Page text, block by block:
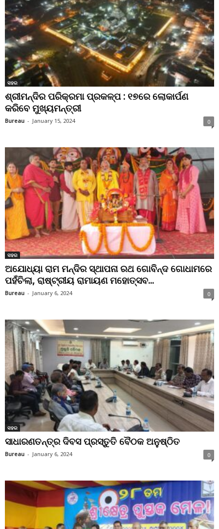
ସହର
ଶ୍ରୀମନ୍ଦିର ପରିକ୍ରମା ପ୍ରକଳ୍ପ : ୧୭ରେ ଲୋକାର୍ପଣ
କରିବେ ମୁଖ୍ୟମନ୍ତ୍ରୀ
Bureau - January 15, 2024 0
ସହର
ଅଯୋଧ୍ୟା ରାମ ମନ୍ଦିର ସ୍ଥାପନା ରଥ ଗୋବିନ୍ଦ ଗୋଧାମରେ
ପହଁଚିଲା, ରାଷ୍ଟ୍ରୀୟ ରାମାୟଣ ମହୋତ୍ସବ...
Bureau - January 6, 2024 0
ସହର
ସାଧାରଣତନ୍ତ୍ର ଦିବସ ପ୍ରସ୍ତୁତି ବୈଠକ ଅନୁଷ୍ଠିତ
Bureau - January 6, 2024 0